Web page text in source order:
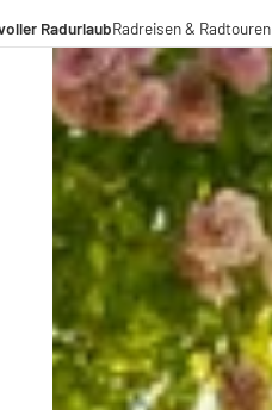
RadurlaubRadreisen & Radtouren
Radreisen
Radtouren
Fernradwege